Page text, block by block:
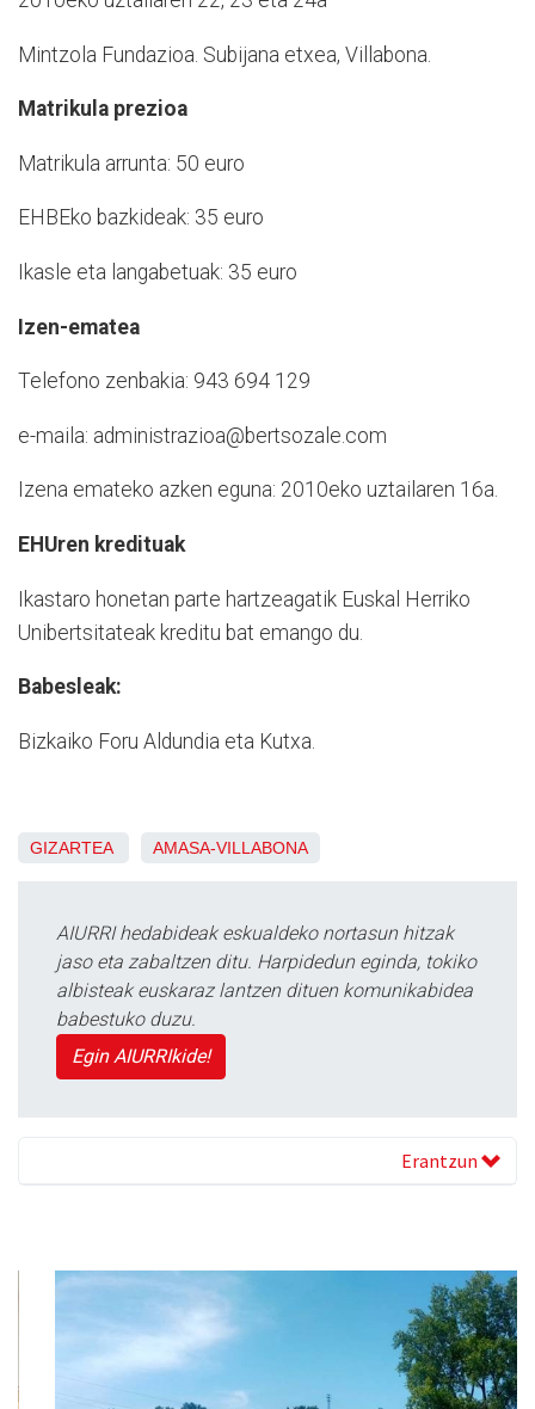
Mintzola Fundazioa. Subijana etxea, Villabona.
Matrikula prezioa
Matrikula arrunta: 50 euro
EHBEko bazkideak: 35 euro
Ikasle eta langabetuak: 35 euro
Izen-ematea
Telefono zenbakia: 943 694 129
e-maila: administrazioa@bertsozale.com
Izena emateko azken eguna: 2010eko uztailaren 16a.
EHUren kredituak
Ikastaro honetan parte hartzeagatik Euskal Herriko
Unibertsitateak kreditu bat emango du.
Babesleak:
Bizkaiko Foru Aldundia eta Kutxa.
GIZARTEA AMASA-VILLABONA
AIURRI hedabideak eskualdeko nortasun hitzak
jaso eta zabaltzen ditu. Harpidedun eginda, tokiko
albisteak euskaraz lantzen dituen komunikabidea
babestuko duzu.
Egin AIURRIkide!
Erantzun